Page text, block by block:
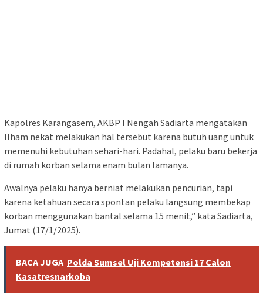
Kapolres Karangasem, AKBP I Nengah Sadiarta mengatakan
Ilham nekat melakukan hal tersebut karena butuh uang untuk
memenuhi kebutuhan sehari-hari. Padahal, pelaku baru bekerja
di rumah korban selama enam bulan lamanya.
Awalnya pelaku hanya berniat melakukan pencurian, tapi
karena ketahuan secara spontan pelaku langsung membekap
korban menggunakan bantal selama 15 menit,” kata Sadiarta,
Jumat (17/1/2025).
BACA JUGA Polda Sumsel Uji Kompetensi 17 Calon
Kasatresnarkoba